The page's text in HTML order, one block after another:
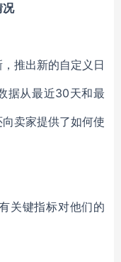
况
推出新的自定义日
据从最近30天和最
卖家提供了如何使
关键指标对他们的